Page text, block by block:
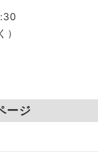
）
ージ